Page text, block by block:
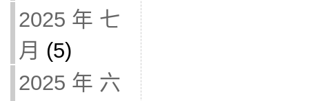
2025 年 七
月 (5)
2025 年 六